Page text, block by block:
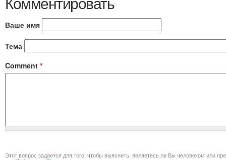
Ваше имя
Тема
Comment *
Этот вопрос задается для того,